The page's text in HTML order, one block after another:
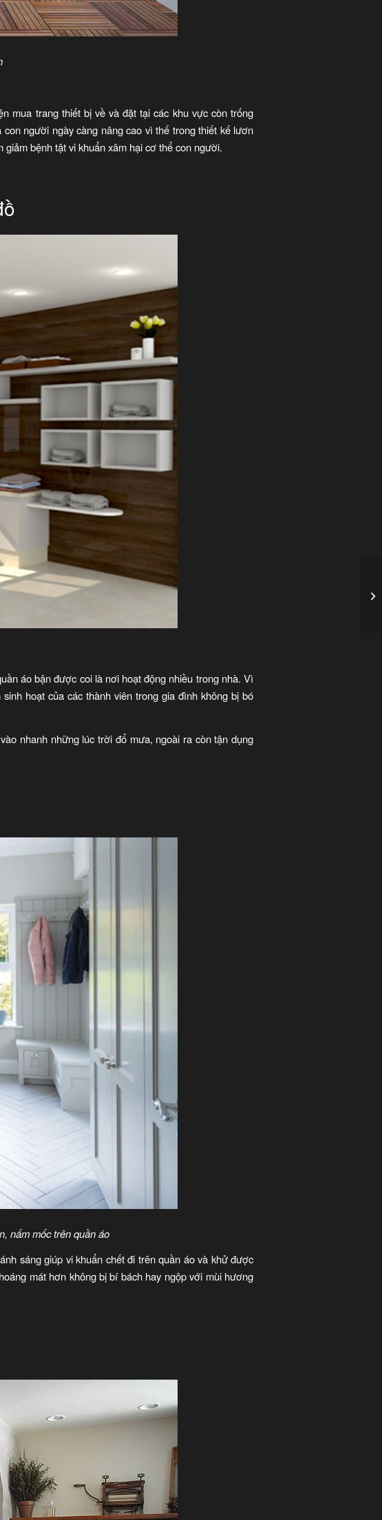
mua trang thiết bị về và đặt tại các khu vực còn trống
người ngày càng nâng cao vì thế trong thiết kế lươn
bệnh tật vi khuẩn xâm hại cơ thể con người.
áo bận được coi là nơi hoạt động nhiều trong nhà. Vì
hoạt của các thành viên trong gia đình không bị bó
nhanh những lúc trời đổ mưa, ngoài ra còn tận dụng
nấm mốc trên quần áo
sáng giúp vi khuẩn chết đi trên quần áo và khử được
mát hơn không bị bí bách hay ngộp với mùi hương